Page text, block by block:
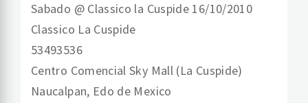
Sabado @ Classico la Cuspide 16/10/2010
Classico La Cuspide
53493536
Centro Comencial Sky Mall (La Cuspide)
Naucalpan, Edo de Mexico